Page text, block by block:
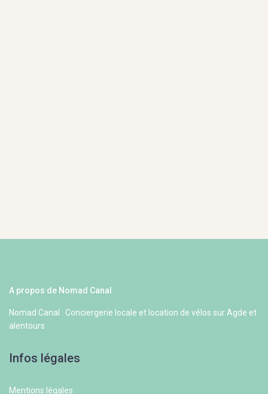
A propos de Nomad Canal
Nomad Canal : Conciergerie locale et location de vélos sur Agde et
alentours
Infos légales
Mentions légales